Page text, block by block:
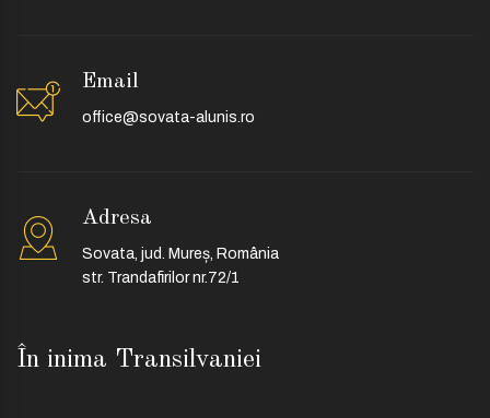
În inima Transilvaniei
Email
office@sovata-alunis.ro
Adresa
Sovata, jud. Mureș, România
str. Trandafirilor nr.72/1